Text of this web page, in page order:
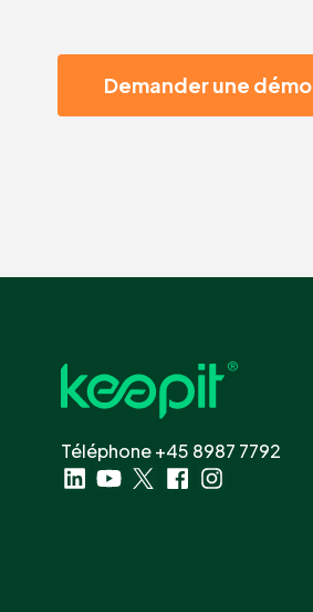
Demander une démo
Téléphone +45 8987 7792